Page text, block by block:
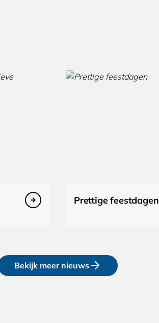
Prettige feestdagen
Bekijk meer nieuws